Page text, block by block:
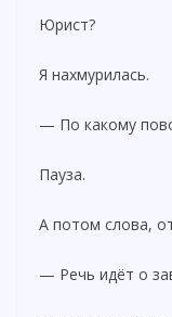
Юрист?
Я нахмурилась.
— По какому
Пауза.
А потом слова,
— Речь идёт о